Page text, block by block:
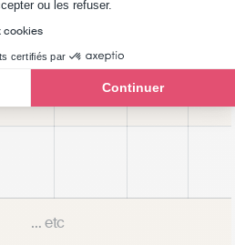
ou les refuser.
cookies
certifiés par
Continuer
… etc